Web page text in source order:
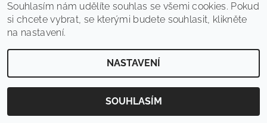
2026 © PrimaWine Shop, všechna práva vyhrazena
Souhlasím nám udělíte souhlas se všemi cookies. Pokud
si chcete vybrat, se kterými budete souhlasit, klikněte
na nastavení.
NASTAVENÍ
SOUHLASÍM